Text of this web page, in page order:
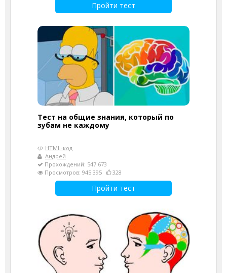
Пройти тест
Тест на общие знания, который по
зубам не каждому
HTML-код
Андрей
Прохождений: 547 673
Просмотров: 945 395
328
Пройти тест